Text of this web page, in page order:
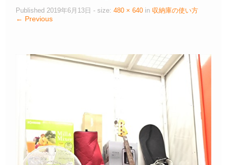
Published 2019年6月13日 - size: 480 × 640 in 収納庫の使い方
← Previous